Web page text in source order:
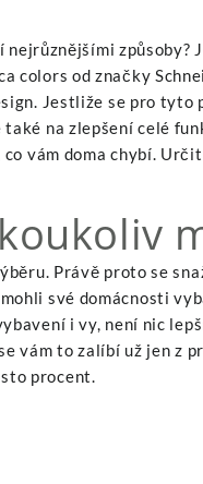
způsoby?
colors od značky
Jestliže se pro tyto
na zlepšení celé
vám doma chybí.
Právě proto se
své domácnosti
i vy, není nic
vám to zalíbí už jen z
procent.